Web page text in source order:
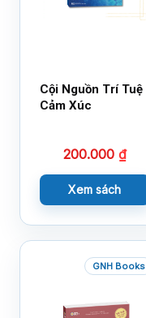
Cội Nguồn Trí Tuệ
Cảm Xúc
200.000 ₫
Xem sách
GNH Books